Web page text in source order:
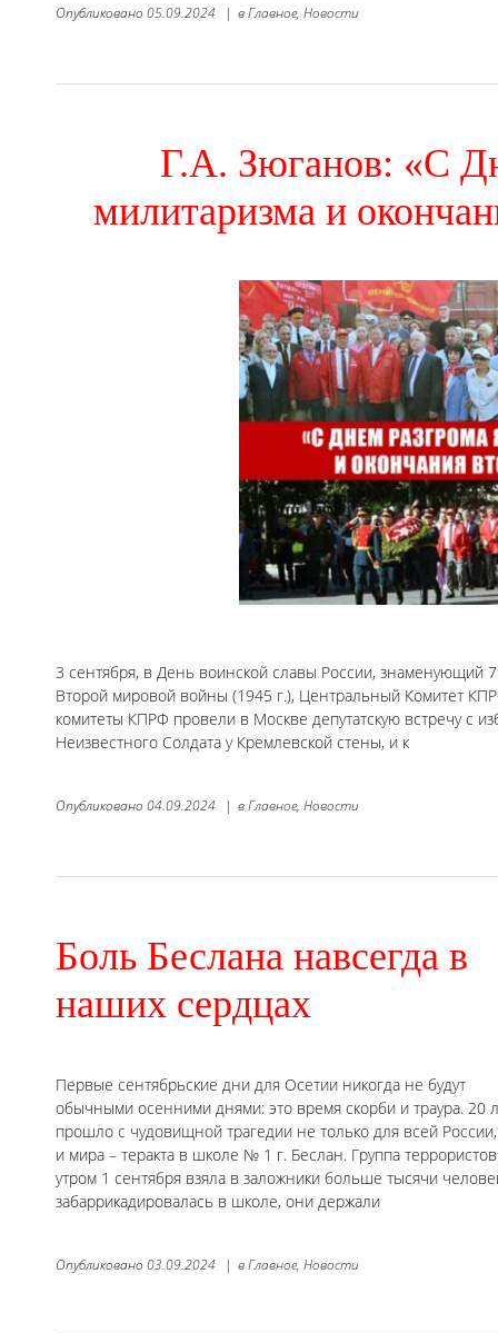
Опубликовано 05.09.2024 | вГлавное, Новости
Г.А. Зюганов: «С
милитаризма и
3 сентября, в День воинской славы России,
Второй мировой войны (1945 г.), Центральный Комитет
комитеты КПРФ провели в Москве депутатскую встречу с
Неизвестного Солдата у Кремлевской стены, и к
Опубликовано 04.09.2024 | вГлавное, Новости
Боль Беслана навсегда в
наших сердцах
Первые сентябрьские дни для Осетии никогда не будут
обычными осенними днями: это время скорби и траура. 20
прошло с чудовищной трагедии не только для всей
и мира – теракта в школе № 1 г. Беслан. Группа террористов
утром 1 сентября взяла в заложники больше тысячи
забаррикадировалась в школе, они держали
Опубликовано 03.09.2024 | вГлавное, Новости